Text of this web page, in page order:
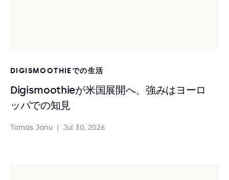
DIGISMOOTHIEでの生活
Digismoothieが米国展開へ、強みはヨーロ
ッパでの知見
Tomas Janu Jul 30, 2026